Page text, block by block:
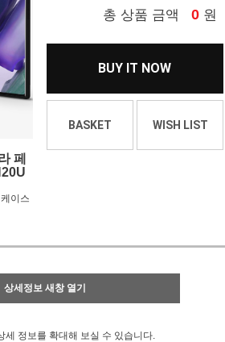
페
이스
총 상품 금액 0 원
BUY IT NOW
BASKET WISH LIST
상세정보 새창 열기
세 정보를 확대해 보실 수 있습니다.